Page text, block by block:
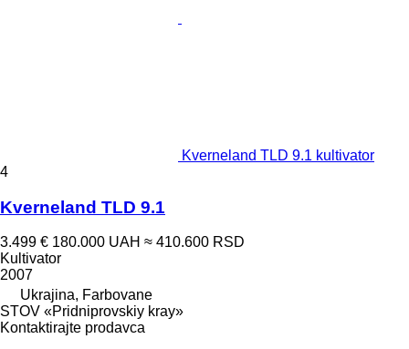
Kverneland TLD 9.1 kultivator
4
Kverneland TLD 9.1
3.499 € 180.000 UAH ≈ 410.600 RSD
Kultivator
2007
Ukrajina, Farbovane
STOV «Pridniprovskiy kray»
Kontaktirajte prodavca